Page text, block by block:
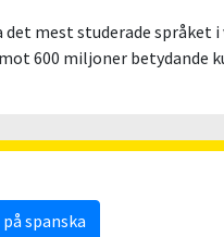
det mest studerade språket i
600 miljoner betydande
spanska